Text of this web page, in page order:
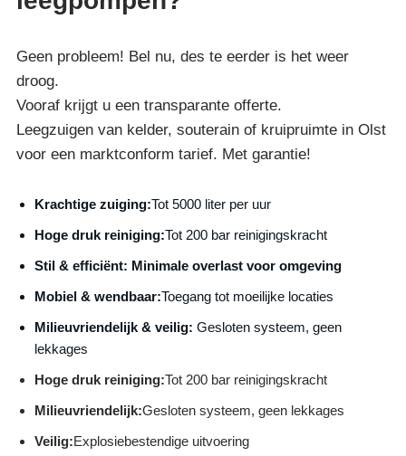
Geen probleem! Bel nu, des te eerder is het weer
droog.
Vooraf krijgt u een transparante offerte.
Leegzuigen van kelder, souterain of kruipruimte in Olst
voor een marktconform tarief. Met garantie!
Krachtige zuiging:Tot 5000 liter per uur
Hoge druk reiniging:Tot 200 bar reinigingskracht
Stil & efficiënt: Minimale overlast voor omgeving
Mobiel & wendbaar:Toegang tot moeilijke locaties
Milieuvriendelijk & veilig: Gesloten systeem, geen
lekkages
Hoge druk reiniging:Tot 200 bar reinigingskracht
Milieuvriendelijk:Gesloten systeem, geen lekkages
Veilig:Explosiebestendige uitvoering